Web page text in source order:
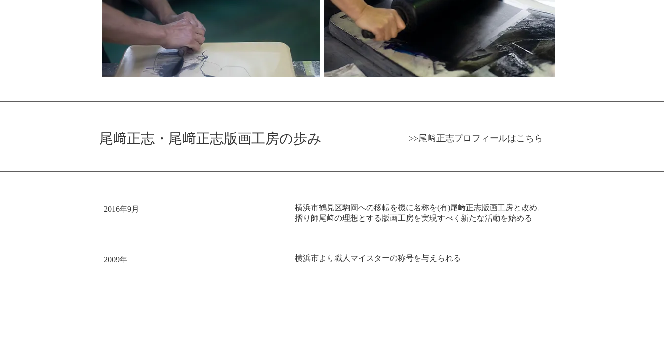
尾﨑正志・尾﨑正志版画工房の歩み >>尾﨑正志プロフィールはこちら
2016年9月
2009年
横浜市鶴見区駒岡への移転を機に名称を(有)尾﨑正志版画工房と改め、
摺り師尾﨑の理想とする版画工房を実現すべく新たな活動を始める
横浜市より職人マイスターの称号を与えられる